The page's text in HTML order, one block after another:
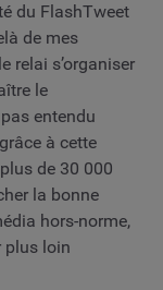
du FlashTweet
de mes
relai s’organiser
le
entendu
à cette
de 30 000
la bonne
hors-norme,
plus loin